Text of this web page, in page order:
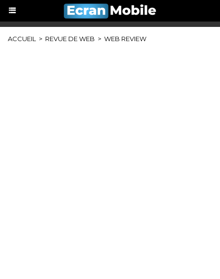
ACCUEIL > REVUE DE WEB > WEB REVIEW